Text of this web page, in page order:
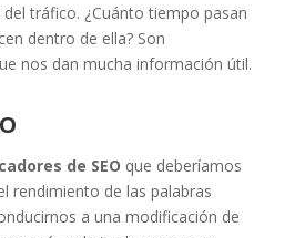
tráfico. ¿Cuánto tiempo pasan
dentro de ella? Son
nos dan mucha información útil.
de SEO que deberíamos
rendimiento de las palabras
a una modificación de